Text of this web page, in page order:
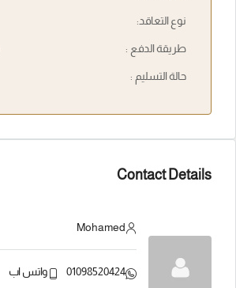
نوع التعاقد:
طريقة الدفع :
حالة التسليم :
Contact Details
Mohamed
01098520424 واتس اب